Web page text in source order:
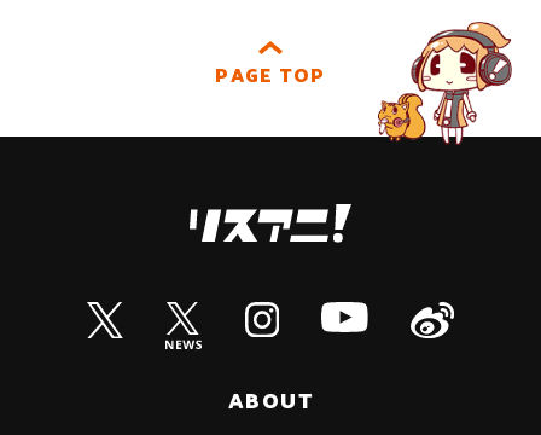
PAGE TOP
ABOUT